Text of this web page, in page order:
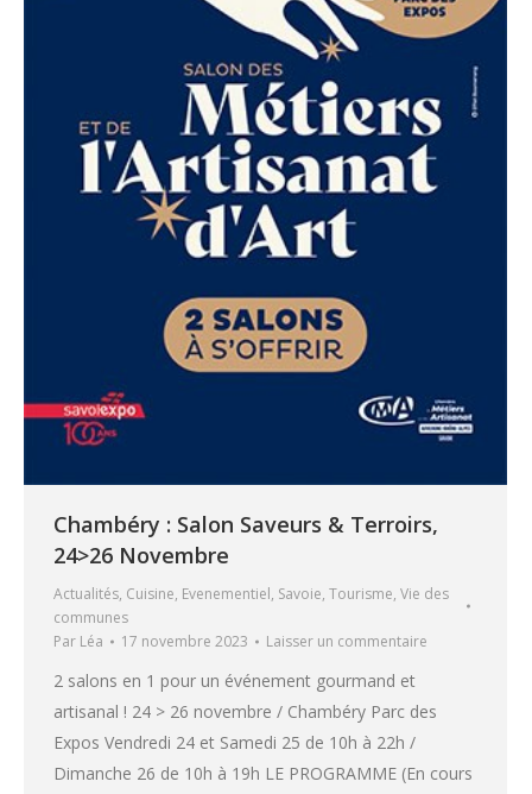
Chambéry : Salon Saveurs & Terroirs,
24>26 Novembre
Actualités, Cuisine, Evenementiel, Savoie, Tourisme, Vie des
communes
Par Léa 17 novembre 2023 Laisser un commentaire
2 salons en 1 pour un événement gourmand et
artisanal ! 24 > 26 novembre / Chambéry Parc des
Expos Vendredi 24 et Samedi 25 de 10h à 22h /
Dimanche 26 de 10h à 19h LE PROGRAMME (En cours